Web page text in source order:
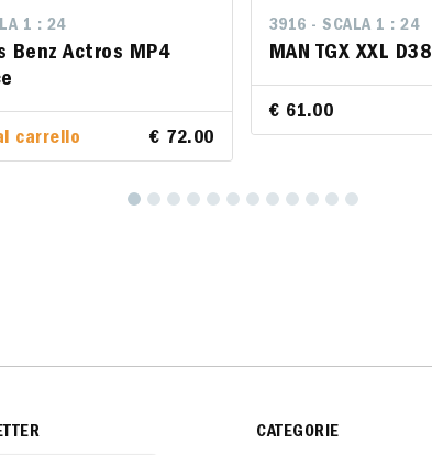
1 : 24
Benz Actros MP4
carrello € 72.00
3916 - SCALA 1 : 24
MAN TGX XXL D38
€ 61.00
1 : 24
Benz Actros MP4
carrello € 72.00
3916 - SCALA 1 : 24
MAN TGX XXL D38
€ 61.00
CATEGORIE